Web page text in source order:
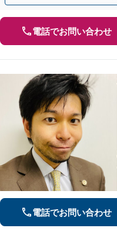
電話でお問い合わせ
電話でお問い合わせ